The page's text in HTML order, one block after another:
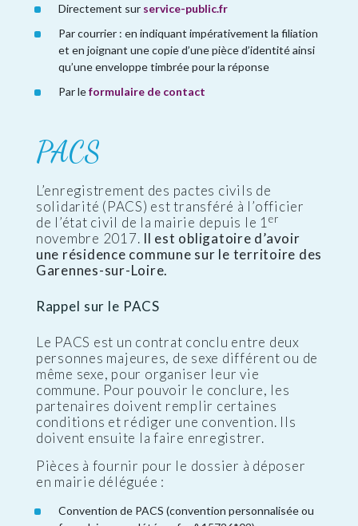
Directement sur service-public.fr
Par courrier : en indiquant impérativement la filiation
et en joignant une copie d’une pièce d’identité ainsi
qu’une enveloppe timbrée pour la réponse
Par leformulaire de contact
PACS
L’enregistrement des pactes civils de
solidarité (PACS) est transféré à l’officier
de l’état civil de la mairie depuis le 1 er
novembre 2017. Il est obligatoire d’avoir
une résidence commune sur le territoire des
Garennes-sur-Loire.
Rappel sur le PACS
Le PACS est un contrat conclu entre deux
personnes majeures, de sexe différent ou de
même sexe, pour organiser leur vie
commune. Pour pouvoir le conclure, les
partenaires doivent remplir certaines
conditions et rédiger une convention. Ils
doivent ensuite la faire enregistrer.
Pièces à fournir pour le dossier à déposer
en mairie déléguée :
Convention de PACS (convention personnalisée ou